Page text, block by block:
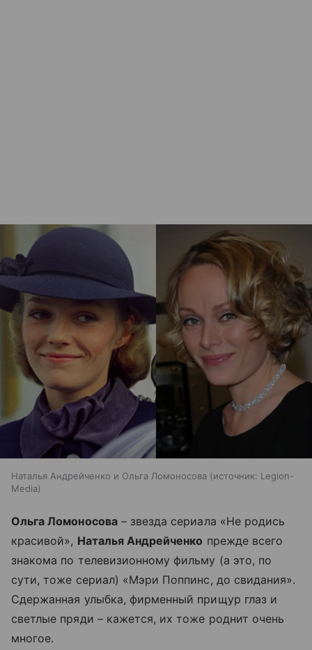
Наталья Андрейченко и Ольга Ломоносова источник: Legion-
Media
Ольга Ломоносова– звезда сериала «Не родись
красивой», Наталья Андрейченко прежде всего
знакома по телевизионному фильму (а это, по
сути, тоже сериал) «Мэри Поппинс, до свидания».
Сдержанная улыбка, фирменный прищур глаз и
светлые пряди – кажется, их тоже роднит очень
многое.